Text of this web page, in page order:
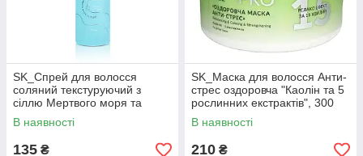
SK_Спрей для волосся
соляний текстуруючий з
сіллю Мертвого моря та
MgCl, 200 мл
В наявності
135 ₴
SK_Маска для волосся Анти-
стрес оздоровча "Каолін та 5
рослинних екстрактів", 300
мл
В наявності
210 ₴